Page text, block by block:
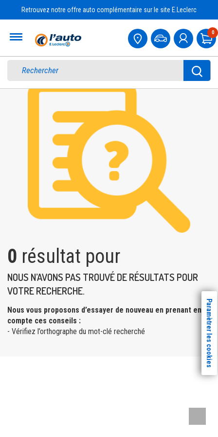
Retrouvez notre offre auto complémentaire sur le site E.Leclerc
0
0 résultat pour
NOUS N’AVONS PAS TROUVÉ DE RÉSULTATS POUR
VOTRE RECHERCHE.
Nous vous proposons d’essayer de nouveau en prenant en
compte ces conseils :
- Vérifiez l’orthographe du mot-clé recherché
Paramètrer les cookies